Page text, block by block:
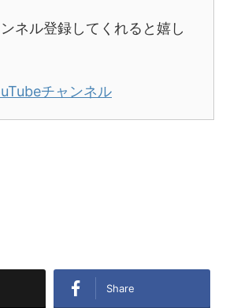
ネル登録してくれると嬉し
チャンネル
Share